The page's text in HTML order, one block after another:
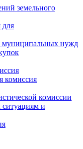
земельного
для
муниципальных нужд
комиссия
комиссии
и